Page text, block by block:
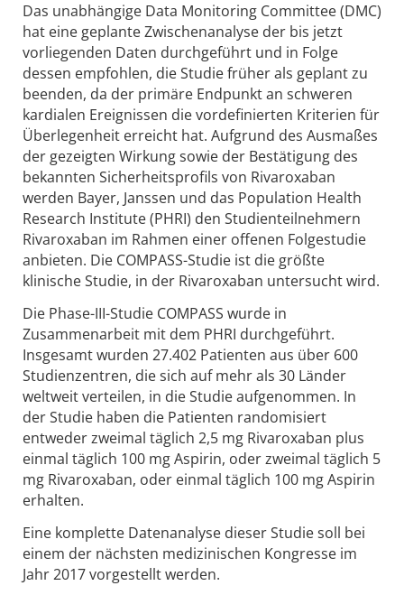
Das unabhängige Data Monitoring Committee (DMC)
hat eine geplante Zwischenanalyse der bis jetzt
vorliegenden Daten durchgeführt und in Folge
dessen empfohlen, die Studie früher als geplant zu
beenden, da der primäre Endpunkt an schweren
kardialen Ereignissen die vordefinierten Kriterien für
Überlegenheit erreicht hat. Aufgrund des Ausmaßes
der gezeigten Wirkung sowie der Bestätigung des
bekannten Sicherheitsprofils von Rivaroxaban
werden Bayer, Janssen und das Population Health
Research Institute (PHRI) den Studienteilnehmern
Rivaroxaban im Rahmen einer offenen Folgestudie
anbieten. Die COMPASS-Studie ist die größte
klinische Studie, in der Rivaroxaban untersucht wird.
Die Phase-III-Studie COMPASS wurde in
Zusammenarbeit mit dem PHRI durchgeführt.
Insgesamt wurden 27.402 Patienten aus über 600
Studienzentren, die sich auf mehr als 30 Länder
weltweit verteilen, in die Studie aufgenommen. In
der Studie haben die Patienten randomisiert
entweder zweimal täglich 2,5 mg Rivaroxaban plus
einmal täglich 100 mg Aspirin, oder zweimal täglich 5
mg Rivaroxaban, oder einmal täglich 100 mg Aspirin
erhalten.
Eine komplette Datenanalyse dieser Studie soll bei
einem der nächsten medizinischen Kongresse im
Jahr 2017 vorgestellt werden.